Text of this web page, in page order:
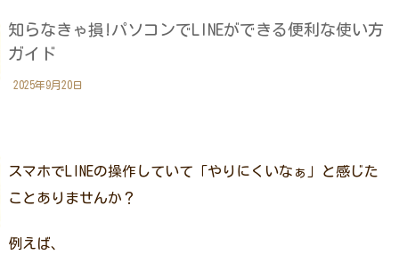
知らなきゃ損!パソコンでLINEができる便利な使い方
ガイド
2025年9月20日
スマホでLINEの操作していて「やりにくいなぁ」と感じた
ことありませんか？
例えば、